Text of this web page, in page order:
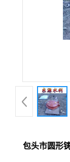
包头市圆形